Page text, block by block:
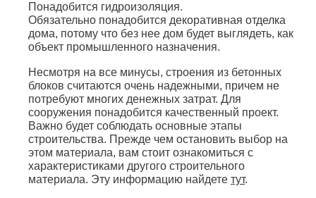
Понадобится гидроизоляция.
Обязательно понадобится декоративная отделка
дома, потому что без нее дом будет выглядеть, как
объект промышленного назначения.
Несмотря на все минусы, строения из бетонных
блоков считаются очень надежными, причем не
потребуют многих денежных затрат. Для
сооружения понадобится качественный проект.
Важно будет соблюдать основные этапы
строительства. Прежде чем остановить выбор на
этом материала, вам стоит ознакомиться с
характеристиками другого строительного
материала. Эту информацию найдете тут.